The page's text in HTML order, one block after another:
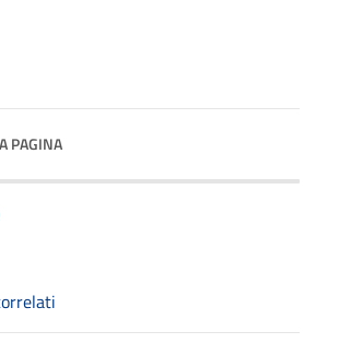
PAGINA